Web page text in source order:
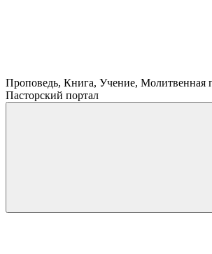
Проповедь, Книга, Учение, Молитвенная
Пасторский портал